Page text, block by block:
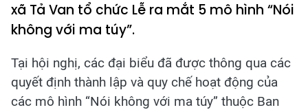
xã Tả Van tổ chức Lễ ra mắt 5 mô hình “Nói
không với ma túy”.
Tại hội nghị, các đại biểu đã được thông qua các
quyết định thành lập và quy chế hoạt động của
các mô hình “Nói không với ma túy” thuộc Ban